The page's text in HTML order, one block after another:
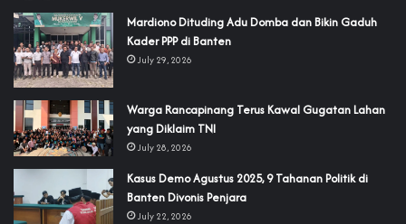
‎Mardiono Dituding Adu Domba dan Bikin Gaduh
Kader PPP di Banten
July 29, 2026
‎Warga Rancapinang Terus Kawal Gugatan Lahan
yang Diklaim TNI‎‎
July 28, 2026
‎Kasus Demo Agustus 2025, 9 Tahanan Politik di
Banten Divonis Penjara
July 22, 2026